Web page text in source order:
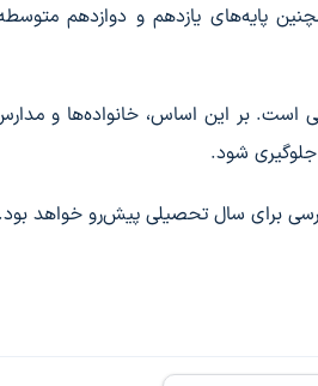
پایه‌های یازدهم و دوازدهم
است. بر این اساس، خانواده‌ها و
شود.
برای سال تحصیلی پیش‌رو خواهد بود.